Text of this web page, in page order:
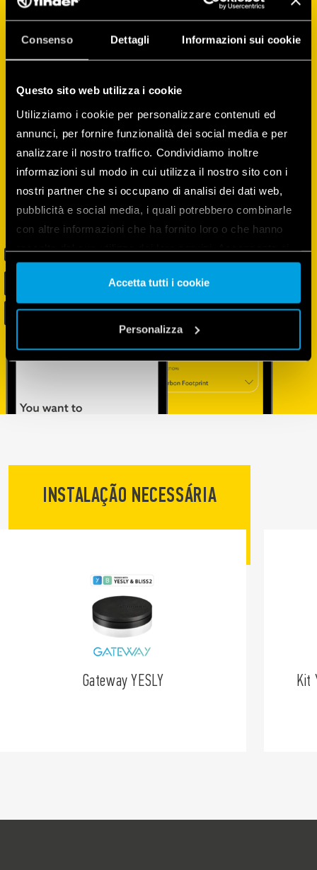
Consenso Dettagli Informazioni sui cookie
Questo sito web utilizza i cookie
Utilizziamo i cookie per personalizzare contenuti ed
annunci, per fornire funzionalità dei social media e per
analizzare il nostro traffico. Condividiamo inoltre
informazioni sul modo in cui utilizza il nostro sito con i
nostri partner che si occupano di analisi dei dati web,
pubblicità e social media, i quali potrebbero combinarle
con altre informazioni che ha fornito loro o che hanno
nostri cookie se continua ad utilizzare il nostro sito web.
Vai alla Cookie Policy completa
Accetta tutti i cookie
Personalizza
aplicação pode configurar e controlar
dispositivos, criar rotinas, monitorizar e
gerir o consumo de energia de todos os
INSTALAÇÃO NECESSÁRIA
Gateway YESLY Kit